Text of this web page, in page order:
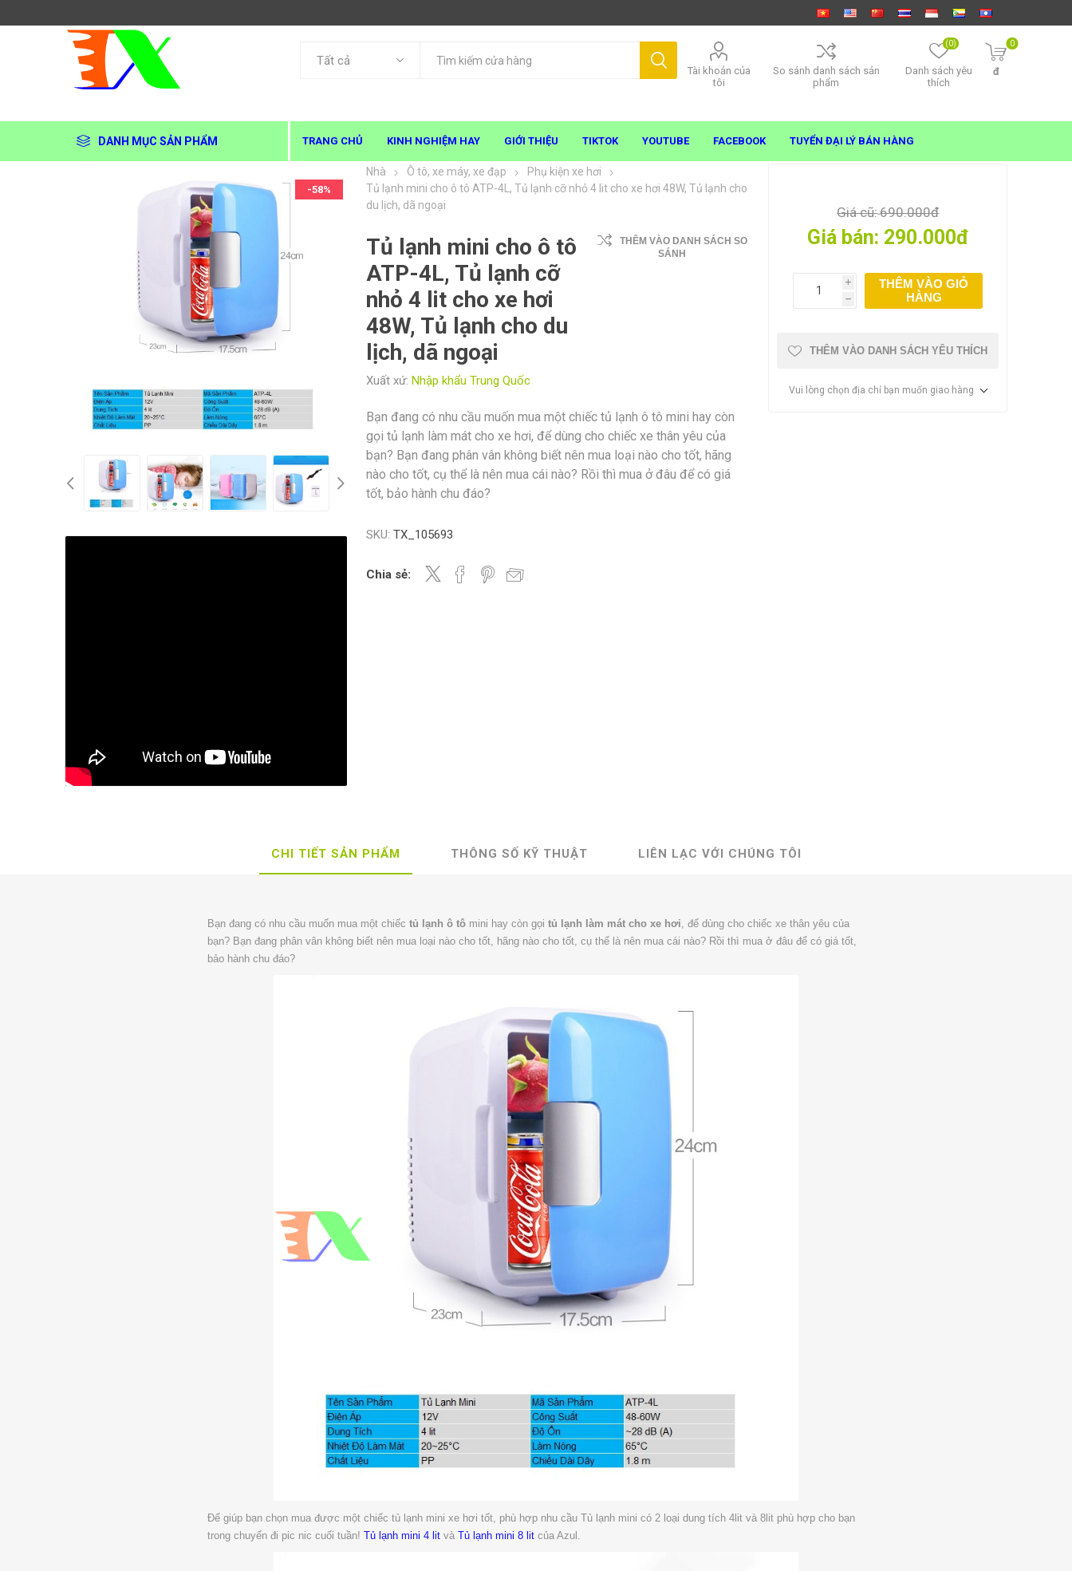
Tài khoản của
tôi
So sánh danh sách sản
phẩm
Danh sách yêu
thích
(0) 0
đ
DANH MỤC SẢN PHẨM TRANG CHỦ KINH NGHIỆM HAY GIỚI THIỆU TIKTOK YOUTUBE FACEBOOK TUYỂN ĐẠI LÝ BÁN HÀNG
-58%
Nhà Ô tô, xe máy, xe đạp
Phụ kiện xe hơi
Tủ lạnh mini cho ô tô ATP-4L, Tủ lạnh cỡ nhỏ 4 lit cho xe hơi 48W, Tủ lạnh cho
du lịch, dã ngoại
Tủ lạnh mini cho ô tô
ATP-4L, Tủ lạnh cỡ
nhỏ 4 lit cho xe hơi
48W, Tủ lạnh cho du
lịch, dã ngoại
Xuất xứ: Nhập khẩu Trung Quốc
THÊM VÀO DANH SÁCH SO
SÁNH
Bạn đang có nhu cầu muốn mua một chiếc tủ lạnh ô tô mini hay còn
gọi tủ lạnh làm mát cho xe hơi, để dùng cho chiếc xe thân yêu của
bạn? Bạn đang phân vân không biết nên mua loại nào cho tốt, hãng
nào cho tốt, cụ thể là nên mua cái nào? Rồi thì mua ở đâu để có giá
tốt, bảo hành chu đáo?
SKU: TX_105693
Chia sẻ:
Giá cũ:690.000đ
Giá bán: 290.000đ
i
h
THÊM VÀO GIỎ
HÀNG
THÊM VÀO DANH SÁCH YÊU THÍCH
Vui lòng chọn địa chỉ bạn muốn giao hàng
CHI TIẾT SẢN PHẨM THÔNG SỐ KỸ THUẬT LIÊN LẠC VỚI CHÚNG TÔI
Bạn đang có nhu cầu muốn mua một chiếc tủ lạnh ô tô mini hay còn gọitủ lạnh làm mát cho xe hơi , để dùng cho chiếc xe thân yêu của
bạn? Bạn đang phân vân không biết nên mua loại nào cho tốt, hãng nào cho tốt, cụ thể là nên mua cái nào? Rồi thì mua ở đâu để có giá tốt,
bảo hành chu đáo?
Để giúp bạn chọn mua được một chiếc tủ lạnh mini xe hơi tốt, phù hợp nhu cầu Tủ lạnh mini có 2 loại dung tích 4lit và 8lit phù hợp cho bạn
trong chuyến đi pic nic cuối tuần!Tủ lạnh mini 4 lit vàTủ lạnh mini 8 lit của Azul.